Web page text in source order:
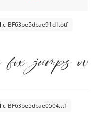
BF63be5dbae91d1.otf
fox jumps
BF63be5dbae0504.ttf